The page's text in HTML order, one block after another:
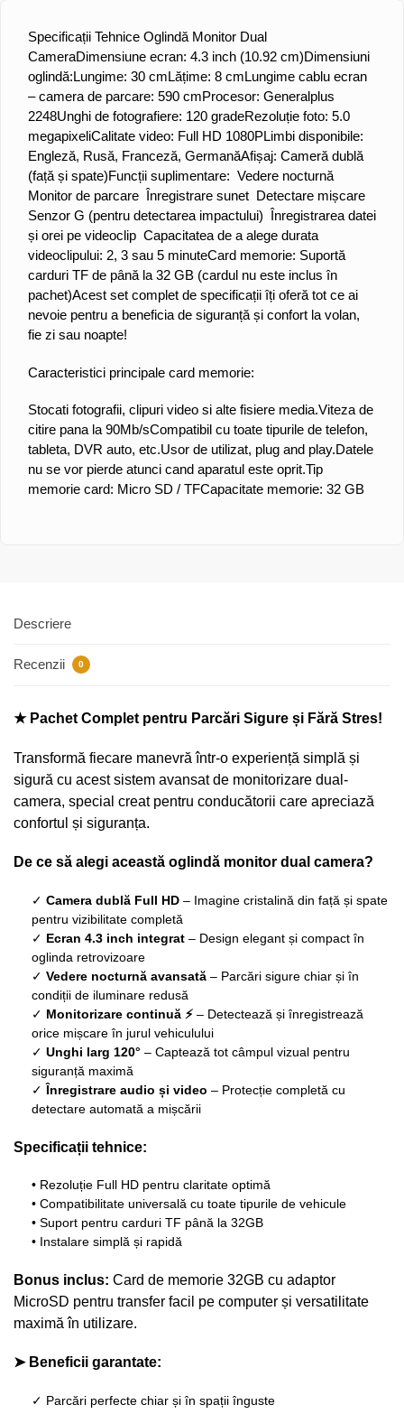
Specificații Tehnice Oglindă Monitor Dual
CameraDimensiune ecran: 4.3 inch (10.92 cm)Dimensiuni
oglindă:Lungime: 30 cmLățime: 8 cmLungime cablu ecran
– camera de parcare: 590 cmProcesor: Generalplus
2248Unghi de fotografiere: 120 gradeRezoluție foto: 5.0
megapixeliCalitate video: Full HD 1080PLimbi disponibile:
Engleză, Rusă, Franceză, GermanăAfișaj: Cameră dublă
(față și spate)Funcții suplimentare: Vedere nocturnă
Monitor de parcare Înregistrare sunet Detectare mișcare
Senzor G (pentru detectarea impactului) Înregistrarea datei
și orei pe videoclip Capacitatea de a alege durata
videoclipului: 2, 3 sau 5 minuteCard memorie: Suportă
carduri TF de până la 32 GB (cardul nu este inclus în
pachet)Acest set complet de specificații îți oferă tot ce ai
nevoie pentru a beneficia de siguranță și confort la volan,
fie zi sau noapte!
Caracteristici principale card memorie:
Stocati fotografii, clipuri video si alte fisiere media.Viteza de
citire pana la 90Mb/sCompatibil cu toate tipurile de telefon,
tableta, DVR auto, etc.Usor de utilizat, plug and play.Datele
nu se vor pierde atunci cand aparatul este oprit.Tip
memorie card: Micro SD / TFCapacitate memorie: 32 GB
Descriere
Recenzii 0
★ Pachet Complet pentru Parcări Sigure și Fără Stres!
Transformă fiecare manevră într-o experiență simplă și
sigură cu acest sistem avansat de monitorizare dual-
camera, special creat pentru conducătorii care apreciază
confortul și siguranța.
De ce să alegi această oglindă monitor dual camera?
✓ Camera dublă Full HD – Imagine cristalină din față și spate
pentru vizibilitate completă
✓ Ecran 4.3 inch integrat – Design elegant și compact în
oglinda retrovizoare
✓ Vedere nocturnă avansată – Parcări sigure chiar și în
condiții de iluminare redusă
✓ Monitorizare continuă ⚡ – Detectează și înregistrează
orice mișcare în jurul vehiculului
✓ Unghi larg 120° – Captează tot câmpul vizual pentru
siguranță maximă
✓ Înregistrare audio și video – Protecție completă cu
detectare automată a mișcării
Specificații tehnice:
• Rezoluție Full HD pentru claritate optimă
• Compatibilitate universală cu toate tipurile de vehicule
• Suport pentru carduri TF până la 32GB
• Instalare simplă și rapidă
Bonus inclus: Card de memorie 32GB cu adaptor
MicroSD pentru transfer facil pe computer și versatilitate
maximă în utilizare.
➤ Beneficii garantate:
✓ Parcări perfecte chiar și în spații înguste